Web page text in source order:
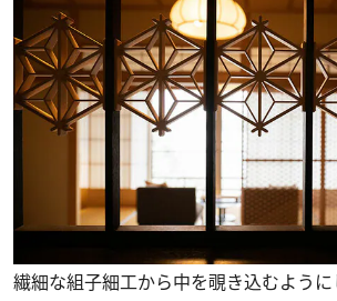
繊細な組子細工から中を覗き込むように